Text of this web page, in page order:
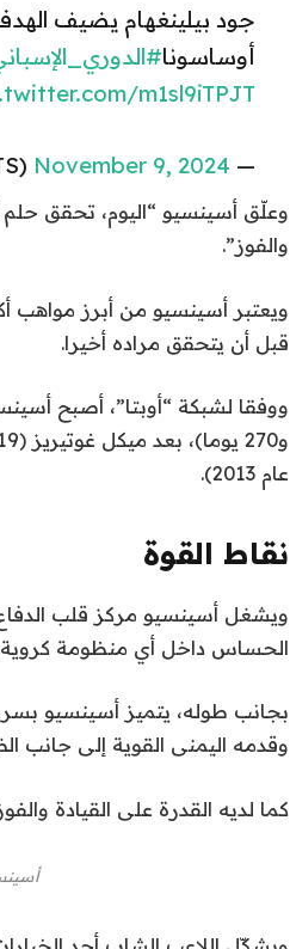
جود بيلينغهام يضيف
أوساسونا
m1sl9iTPJT
— beIN SPORTS (@beINSPORTS)
November 9, 2024
وعلّق أسينسيو “اليوم، تحقق حلم
والفوز”.
ويعتبر أسينسيو من أبرز مواهب
قبل أن يتحقق مراده أخيرا.
عام 2013).
نقاط القوة
الحساس داخل أي منظومة
بجانب طوله، يتميز أسينسيو
وقدمه اليمنى القوية إلى جانب
كما لديه القدرة على القيادة